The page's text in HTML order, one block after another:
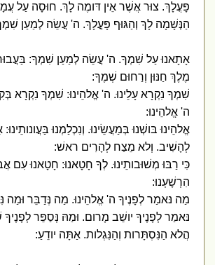
פָּעֳלָךְ. צוּר אֲשֶׁר אֵין דּומֶה לָךְ. חוּסָה עַל
הַנְּשָׁמָה לָךְ וְהַגּוּף פָּעֳלָךְ. ה' עֲשֵׂה לְמַעַן שִׁמְךָ:
אָתָאנוּ עַל שִׁמְךָ. ה' עֲשֵׂה לְמַעַן שִׁמְךָ: בַּעֲבוּר
מֶלֶךְ חַנּוּן וְרַחוּם שְׁמֶךָ:
שִׁמְךָ נִקְרָא עָלֵינוּ. ה' אֱלהֵינוּ: שִׁמְךָ נִקְרָא
ה' אֱלהֵינוּ:
אֱלהֵינוּ בּושְׁנוּ בְּמַעֲשֵׂינוּ. וְנִכְלַמְנוּ בַּעֲונותֵינוּ:
לְהָשִׁיב. וְלא מֵצַח לְהָרִים ראשׁ:
כִּי רַבּוּ מְשׁוּבותֵינוּ. לְךָ חָטָאנוּ: חָטָאנוּ עִם
הִרְשָׁעְנוּ:
מַה נּאמַר לְפָנֶיךָ ה' אֱלהֵינוּ. מַה נְּדַבֵּר וּמַה
נּאמַר לְפָנֶיךָ יושֵׁב מָרום. וּמַהּ נְּסַפֵּר לְפָנֶיךָ
הֲלא הַנִּסְתָּרות וְהַנִּגְלות. אַתָּה יודֵעַ: